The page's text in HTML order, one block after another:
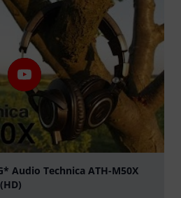
Audio Technica ATH-M50X